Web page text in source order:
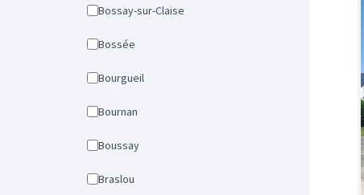
Bossay-sur-Claise
Bossée
Bourgueil
Bournan
Boussay
Braslou